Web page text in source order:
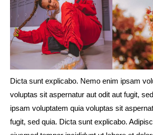
Dicta sunt explicabo. Nemo enim ipsam
voluptas sit aspernatur aut odit aut fugit,
ipsam voluptatem quia voluptas sit
fugit, sed quia. Dicta sunt explicabo.